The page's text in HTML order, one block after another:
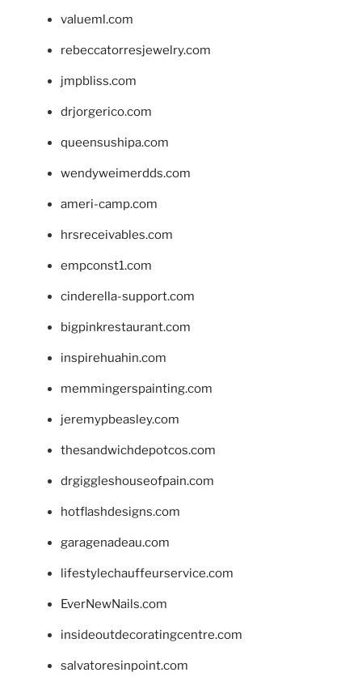
valueml.com
rebeccatorresjewelry.com
jmpbliss.com
drjorgerico.com
queensushipa.com
wendyweimerdds.com
ameri-camp.com
hrsreceivables.com
empconst1.com
cinderella-support.com
bigpinkrestaurant.com
inspirehuahin.com
memmingerspainting.com
jeremypbeasley.com
thesandwichdepotcos.com
drgiggleshouseofpain.com
hotflashdesigns.com
garagenadeau.com
lifestylechauffeurservice.com
EverNewNails.com
insideoutdecoratingcentre.com
salvatoresinpoint.com